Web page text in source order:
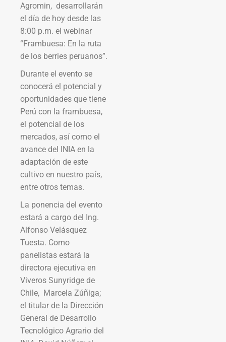
Agromin, desarrollarán
el día de hoy desde las
8:00 p.m. el webinar
“Frambuesa: En la ruta
de los berries peruanos”.
Durante el evento se
conocerá el potencial y
oportunidades que tiene
Perú con la frambuesa,
el potencial de los
mercados, así como el
avance del INIA en la
adaptación de este
cultivo en nuestro país,
entre otros temas.
La ponencia del evento
estará a cargo del Ing.
Alfonso Velásquez
Tuesta. Como
panelistas estará la
directora ejecutiva en
Viveros Sunyridge de
Chile, Marcela Zúñiga;
el titular de la Dirección
General de Desarrollo
Tecnológico Agrario del